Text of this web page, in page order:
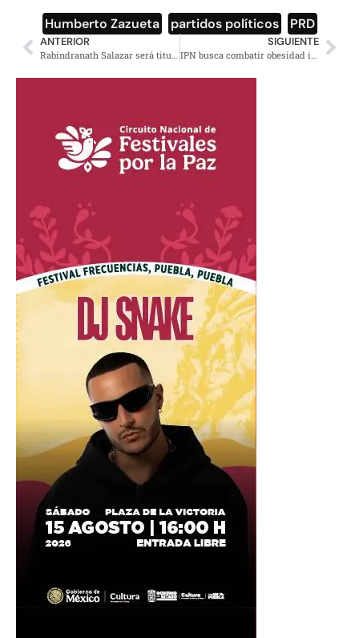
Humberto Zazueta partidos políticos PRD
ANTERIOR SIGUIENTE